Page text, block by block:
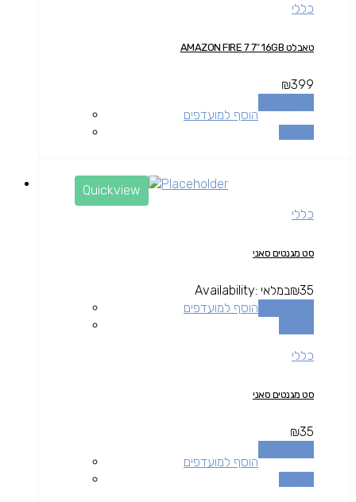
כללי
טאבלט AMAZON FIRE 7 7″ 16GB
₪399
הוסף למועדפים
Quickview
כללי
סט מגנטים סאני
₪35
Availability: במלאי
הוסף למועדפים
כללי
סט מגנטים סאני
₪35
הוסף למועדפים